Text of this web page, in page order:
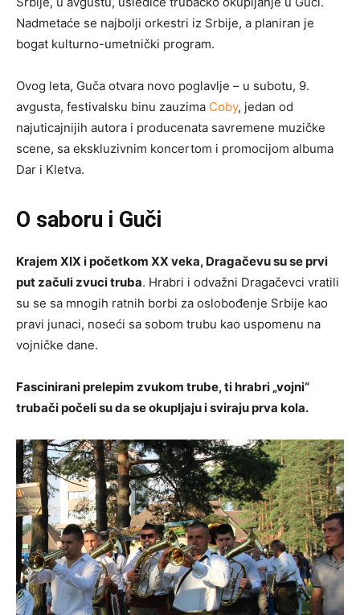
Nadmetaće se najbolji orkestri iz Srbije, a planiran je
bogat kulturno-umetnički program.
Ovog leta, Guča otvara novo poglavlje – u subotu, 9.
avgusta, festivalsku binu zauzima Coby, jedan od
najuticajnijih autora i producenata savremene muzičke
scene, sa ekskluzivnim koncertom i promocijom albuma
Dar i Kletva.
O saboru i Guči
Krajem XIX i početkom XX veka, Dragačevu su se prvi
put začuli zvuci truba. Hrabri i odvažni Dragačevci vratili
su se sa mnogih ratnih borbi za oslobođenje Srbije kao
pravi junaci, noseći sa sobom trubu kao uspomenu na
vojničke dane.
Fascinirani prelepim zvukom trube, ti hrabri „vojni“
trubači počeli su da se okupljaju i sviraju prva kola.